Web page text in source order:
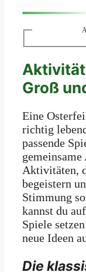
Groß
Eine
richtig
passende
Aktivitäten,
begeistern
Stimmung
kannst du
Spiele
neue Ideen
Die